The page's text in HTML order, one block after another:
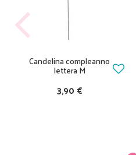
Candelina compleanno
lettera M
3,90 €